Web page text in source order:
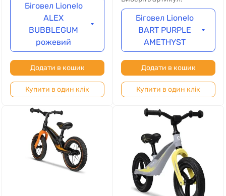
Біговел Lionelo
ALEX
BUBBLEGUM
рожевий
Додати в кошик
Купити в один клік
Біговел Lionelo
BART PURPLE
AMETHYST
Додати в кошик
Купити в один клік